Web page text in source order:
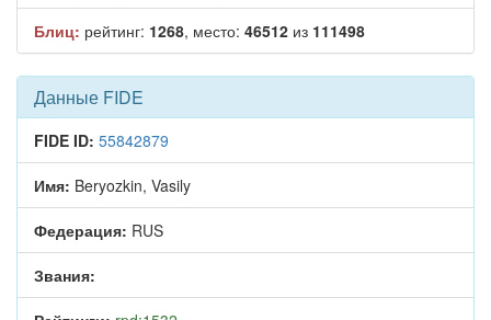
Блиц: рейтинг: 1268, место: 46512 из 111498
Данные FIDE
FIDE ID: 55842879
Имя: Beryozkin, Vasily
Федерация: RUS
Звания: